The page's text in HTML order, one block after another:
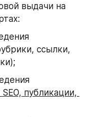
выдачи на
ссылки,
публикации,